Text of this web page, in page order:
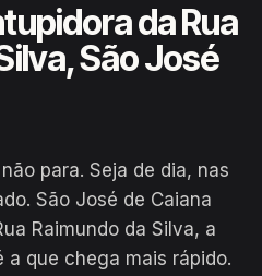
da Rua
São José
para. Seja de dia, nas
São José de Caiana
Raimundo da Silva, a
a que chega mais rápido.